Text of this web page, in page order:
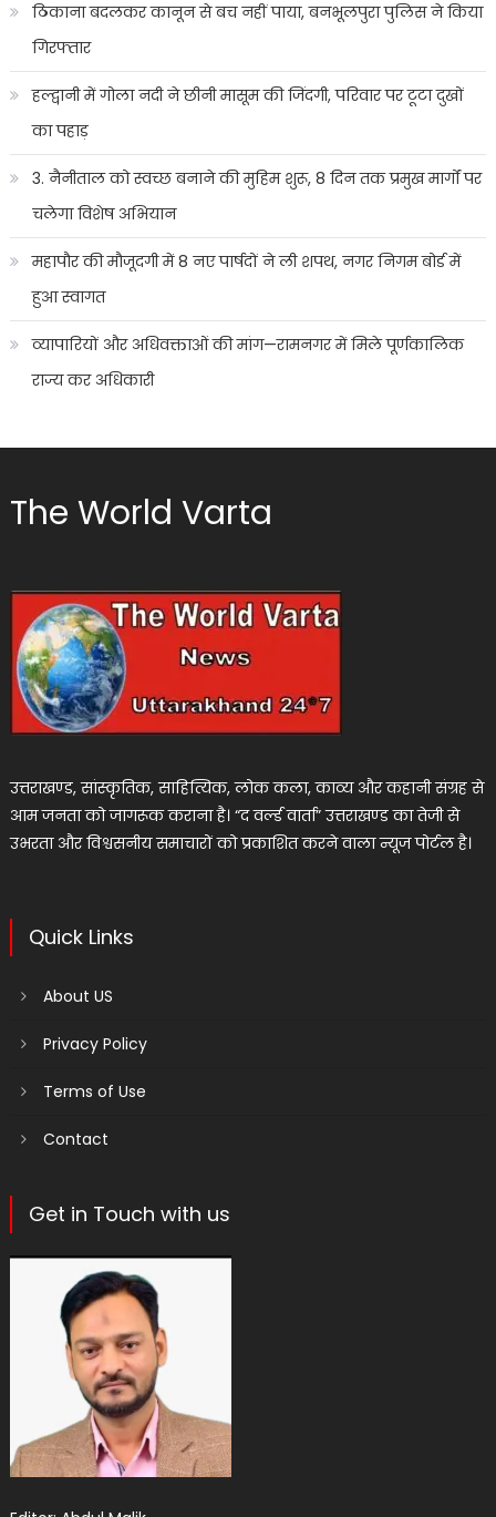
ठिकाना बदलकर कानून से बच नहीं पाया, बनभूलपुरा पुलिस ने किया
गिरफ्तार
हल्द्वानी में गोला नदी ने छीनी मासूम की जिंदगी, परिवार पर टूटा दुखों
का पहाड़
3. नैनीताल को स्वच्छ बनाने की मुहिम शुरू, 8 दिन तक प्रमुख मार्गों पर
चलेगा विशेष अभियान
महापौर की मौजूदगी में 8 नए पार्षदों ने ली शपथ, नगर निगम बोर्ड में
हुआ स्वागत
व्यापारियों और अधिवक्ताओं की मांग—रामनगर में मिले पूर्णकालिक
राज्य कर अधिकारी
The World Varta
उत्तराखण्ड, सांस्कृतिक, साहित्यिक, लोक कला, काव्य और कहानी संग्रह से
आम जनता को जागरूक कराना है। “द वर्ल्ड वार्ता” उत्तराखण्ड का तेजी से
उभरता और विश्वसनीय समाचारों को प्रकाशित करने वाला न्यूज पोर्टल है।
Quick Links
About US
Privacy Policy
Terms of Use
Contact
Get in Touch with us